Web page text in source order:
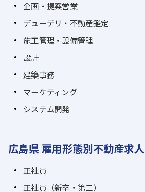
企画・提案営業
デューデリ・不動産鑑定
施工管理・設備管理
設計
建築事務
マーケティング
システム開発
広島県 雇用形態別不動産求人
正社員
正社員（新卒・第二）